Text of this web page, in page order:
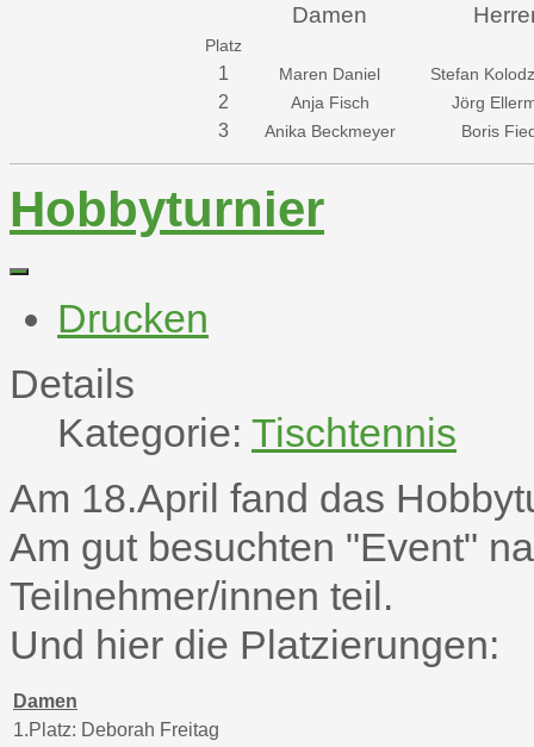
Damen
Platz
1 Maren Daniel Stefan
2 Anja Fisch Jörg
3 Anika Beckmeyer Boris
Hobbyturnier
Drucken
Details
Kategorie: Tischtennis
Am 18.April fand das
Am gut besuchten "Event"
Teilnehmer/innen teil.
Und hier die Platzierungen:
Damen
1.Platz: Deborah Freitag